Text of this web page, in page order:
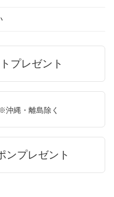
プレゼント
※沖縄・離島除く
ンプレゼント